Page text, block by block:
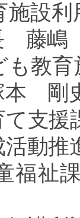
設利
藤
教育
本 剛
て支
活動
祉